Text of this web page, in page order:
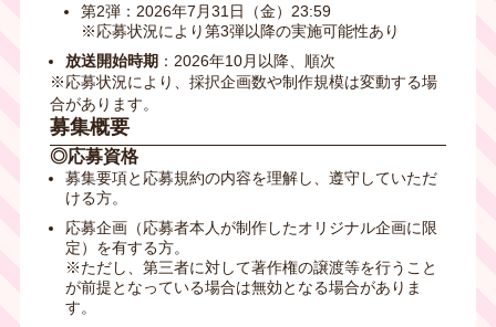
第2弾：2026年7月31日（金）23:59
※応募状況により第3弾以降の実施可能性あり
放送開始時期 ：2026年10月以降、順次
※応募状況により、採択企画数や制作規模は変動する場
合があります。
募集概要
◎応募資格
募集要項と応募規約の内容を理解し、遵守していただ
ける方。
応募企画（応募者本人が制作したオリジナル企画に限
定）を有する方。
※ただし、第三者に対して著作権の譲渡等を行うこと
が前提となっている場合は無効となる場合がありま
す。